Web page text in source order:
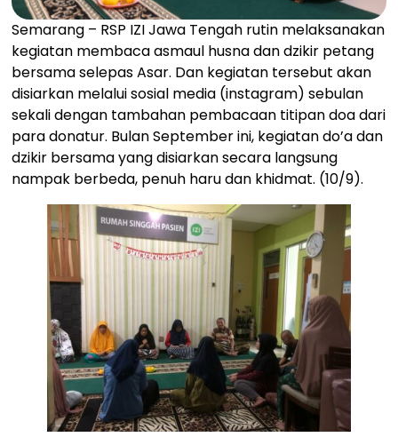
Semarang – RSP IZI Jawa Tengah rutin melaksanakan
kegiatan membaca asmaul husna dan dzikir petang
bersama selepas Asar. Dan kegiatan tersebut akan
disiarkan melalui sosial media (instagram) sebulan
sekali dengan tambahan pembacaan titipan doa dari
para donatur. Bulan September ini, kegiatan do’a dan
dzikir bersama yang disiarkan secara langsung
nampak berbeda, penuh haru dan khidmat. (10/9).